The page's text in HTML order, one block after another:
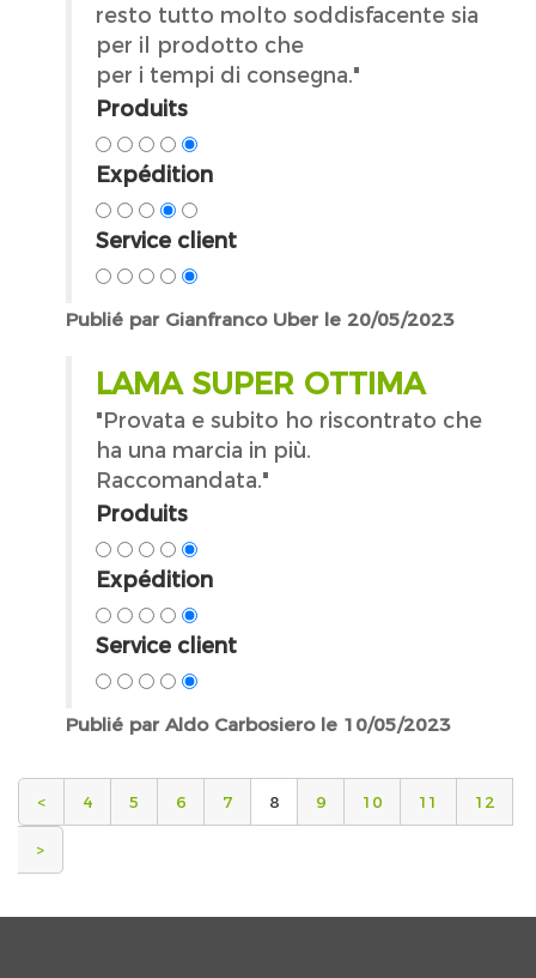
resto tutto molto soddisfacente sia
per il prodotto che
per i tempi di consegna."
Produits
Expédition
Service client
Publié par Gianfranco Uber le 20/05/2023
LAMA SUPER OTTIMA
"Provata e subito ho riscontrato che
ha una marcia in più.
Raccomandata."
Produits
Expédition
Service client
Publié par Aldo Carbosiero le 10/05/2023
< 4 5 6 7 8 9 10 11 12
>